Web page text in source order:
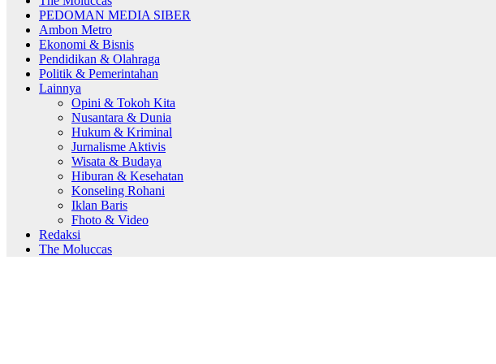
PEDOMAN MEDIA SIBER
Ambon Metro
Ekonomi & Bisnis
Pendidikan & Olahraga
Politik & Pemerintahan
Lainnya
Opini & Tokoh Kita
Nusantara & Dunia
Hukum & Kriminal
Jurnalisme Aktivis
Wisata & Budaya
Hiburan & Kesehatan
Konseling Rohani
Iklan Baris
Fhoto & Video
Redaksi
The Moluccas